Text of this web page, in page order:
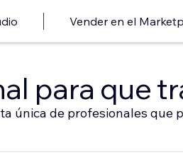
Vender en el
para que
única de profesionales